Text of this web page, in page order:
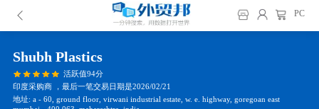
PC
Shubh Plastics
活跃值94分
印度采购商 ，最后一笔交易日期是2026/02/21
地址: a - 60, ground floor, virwani industrial estate, w. e. highway, goregoan east